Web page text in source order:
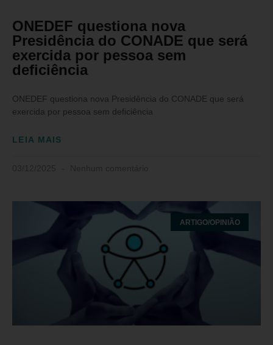
ONEDEF questiona nova
Presidência do CONADE que será
exercida por pessoa sem
deficiência
ONEDEF questiona nova Presidência do CONADE que será
exercida por pessoa sem deficiência
LEIA MAIS
ARTIGO/OPINIÃO